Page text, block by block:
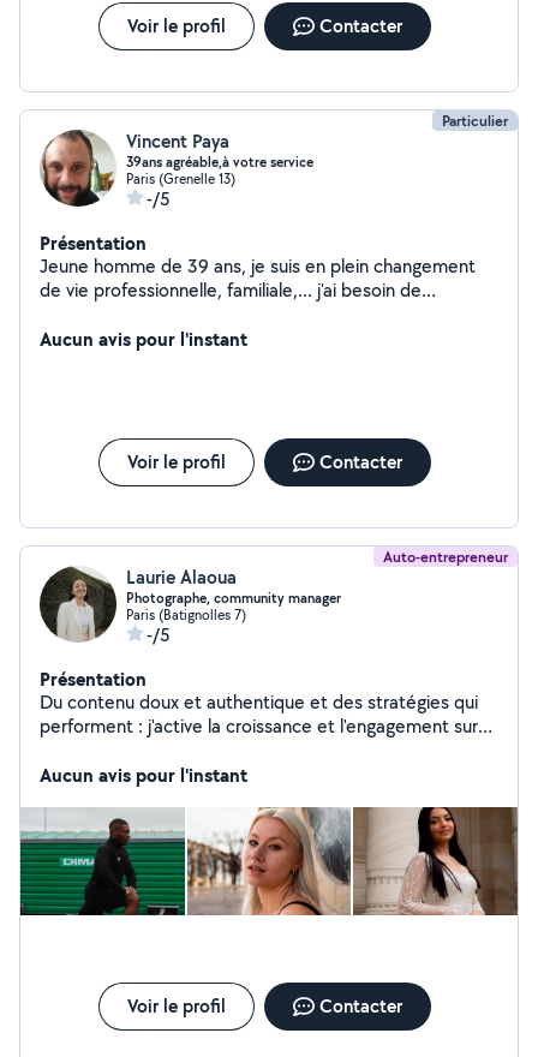
Voir le profil Contacter
Particulier
Vincent Paya
39ans agréable,à votre service
Paris (Grenelle 13)
-/5
Présentation
Jeune homme de 39 ans, je suis en plein changement
de vie professionnelle, familiale,... j'ai besoin de
Aucun avis pour l'instant
Voir le profil Contacter
Auto-entrepreneur
Laurie Alaoua
Photographe, community manager
Paris (Batignolles 7)
-/5
Présentation
Du contenu doux et authentique et des stratégies qui
performent : j'active la croissance et l'engagement sur
particuliers en créant du contenu impactant pour
produit, photos pros) et j'accompagne les
entrepreneurs à booster leur business sur les réseaux
sociaux.
Aucun avis pour l'instant
Voir le profil Contacter